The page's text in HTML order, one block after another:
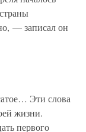
— записал он
Эти слова
жизни.
первого